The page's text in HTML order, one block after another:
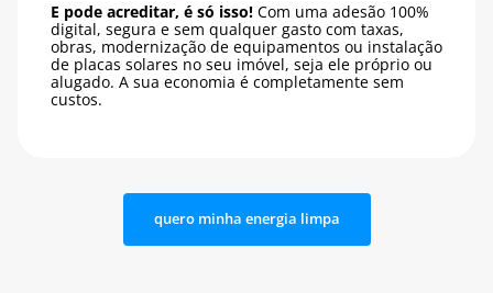
E pode acreditar, é só isso! Com uma adesão 100%
digital, segura e sem qualquer gasto com taxas,
obras, modernização de equipamentos ou instalação
de placas solares no seu imóvel, seja ele próprio ou
alugado. A sua economia é completamente sem
custos.
quero minha energia limpa